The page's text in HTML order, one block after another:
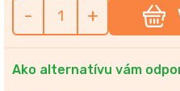
- +
Ako alternatívu vám